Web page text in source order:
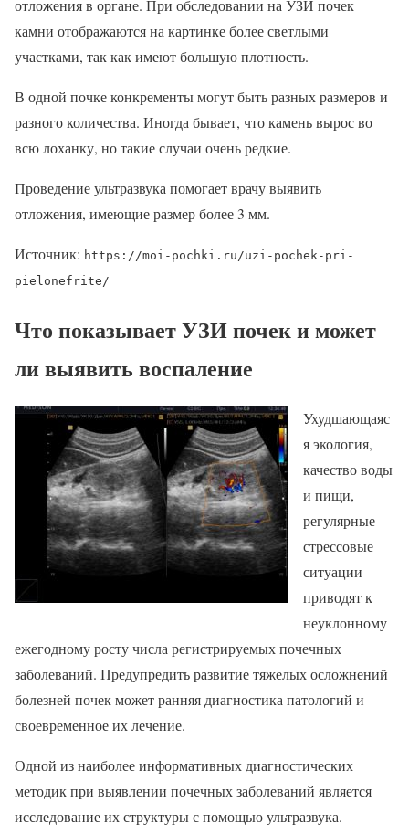
отложения в органе. При обследовании на УЗИ почек
камни отображаются на картинке более светлыми
участками, так как имеют большую плотность.
В одной почке конкременты могут быть разных размеров и
разного количества. Иногда бывает, что камень вырос во
всю лоханку, но такие случаи очень редкие.
Проведение ультразвука помогает врачу выявить
отложения, имеющие размер более 3 мм.
Источник: https://moi-pochki.ru/uzi-pochek-pri-
pielonefrite/
Что показывает УЗИ почек и может
ли выявить воспаление
Ухудшающаяс
я экология,
качество воды
и пищи,
регулярные
стрессовые
ситуации
приводят к
неуклонному
ежегодному росту числа регистрируемых почечных
заболеваний. Предупредить развитие тяжелых осложнений
болезней почек может ранняя диагностика патологий и
своевременное их лечение.
Одной из наиболее информативных диагностических
методик при выявлении почечных заболеваний является
исследование их структуры с помощью ультразвука.